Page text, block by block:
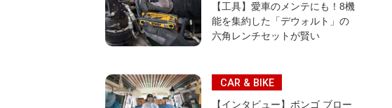
【工具】愛車のメンテにも！8機
能を集約した「デウォルト」の
六角レンチセットが賢い
CAR & BIKE
【インタビュー】ボンゴ ブロー